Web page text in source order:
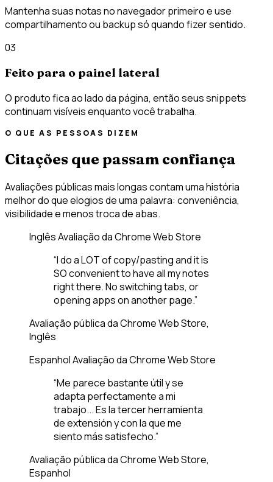
Mantenha suas notas no navegador primeiro e use
compartilhamento ou backup só quando fizer sentido.
03
Feito para o painel lateral
O produto fica ao lado da página, então seus snippets
continuam visíveis enquanto você trabalha.
O QUE AS PESSOAS DIZEM
Citações que passam confiança
Avaliações públicas mais longas contam uma história
melhor do que elogios de uma palavra: conveniência,
visibilidade e menos troca de abas.
InglêsAvaliação da Chrome Web Store
“I do a LOT of copy/pasting and it is
SO convenient to have all my notes
right there. No switching tabs, or
opening apps on another page.”
Avaliação pública da Chrome Web Store,
Inglês
EspanholAvaliação da Chrome Web Store
“Me parece bastante útil y se
adapta perfectamente a mi
trabajo... Es la tercer herramienta
de extensión y con la que me
siento más satisfecho.”
Avaliação pública da Chrome Web Store,
Espanhol